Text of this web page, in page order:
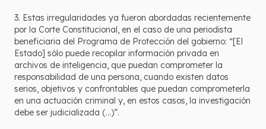
3. Estas irregularidades ya fueron abordadas recientemente
por la Corte Constitucional, en el caso de una periodista
beneficiaria del Programa de Protección del gobierno: “[El
Estado] sólo puede recopilar información privada en
archivos de inteligencia, que puedan comprometer la
responsabilidad de una persona, cuando existen datos
serios, objetivos y confrontables que puedan comprometerla
en una actuación criminal y, en estos casos, la investigación
debe ser judicializada (…)”.